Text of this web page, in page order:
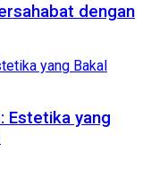
dengan
Estetika yang